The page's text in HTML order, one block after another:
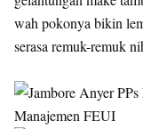
wah pokonya bikin
serasa remuk-remuk